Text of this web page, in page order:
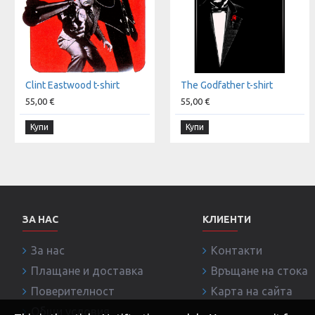
Clint Eastwood t-shirt
55,00 €
Купи
The Godfather t-shirt
55,00 €
Купи
ЗА НАС
За нас
Плащане и доставка
Поверителност
Общи условия
КЛИЕНТИ
Контакти
Връщане на стока
Карта на сайта